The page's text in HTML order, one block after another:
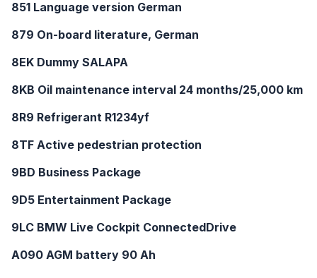
851 Language version German
879 On-board literature, German
8EK Dummy SALAPA
8KB Oil maintenance interval 24 months/25,000 km
8R9 Refrigerant R1234yf
8TF Active pedestrian protection
9BD Business Package
9D5 Entertainment Package
9LC BMW Live Cockpit ConnectedDrive
A090 AGM battery 90 Ah